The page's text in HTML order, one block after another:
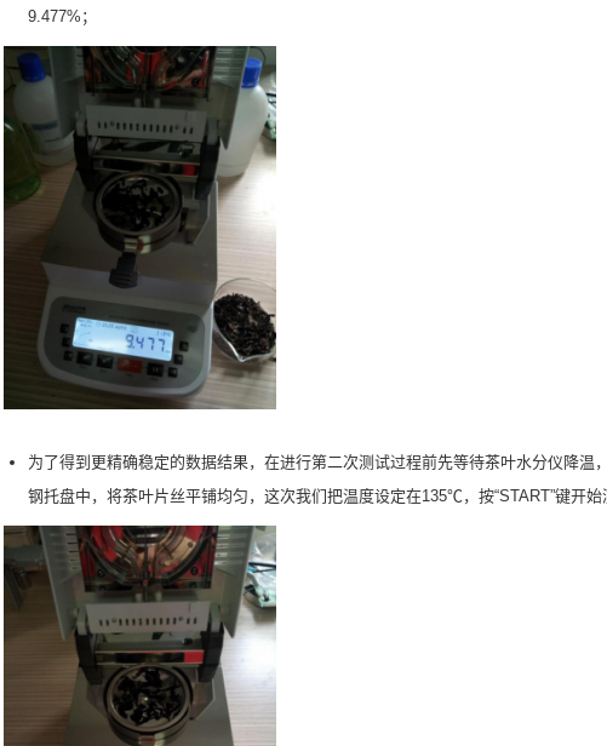
9.477%；
为了得到更精确稳定的数据结果，在进行第二次测试过程前先等待茶叶水分仪降
钢托盘中，将茶叶片丝平铺均匀，这次我们把温度设定在135℃，按“START”键开